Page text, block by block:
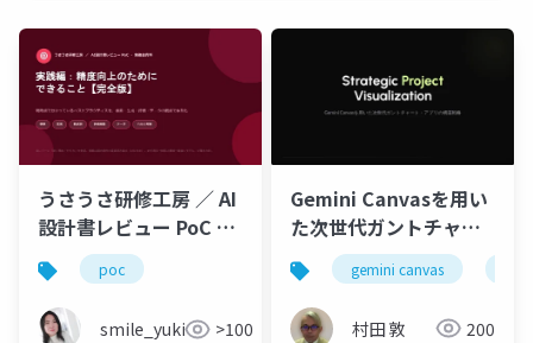
うさうさ研修工房 ／ AI
設計書レビュー PoC ・
勉強会資料実践編：精
度向上のために できる
こと【完全版】
poc
smile_yukiko_it>100
Gemini Canvasを用い
た次世代ガントチャー
ト・アプリの構築戦略
gemini canvas
村田 敦 200